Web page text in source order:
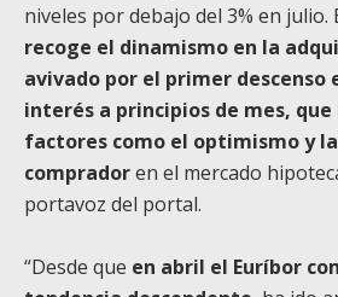
niveles por debajo del 3% en julio.
recoge el dinamismo en la
avivado por el primer descenso
interés a principios de mes,
factores como el optimismo y
compradoren el mercado
portavoz del portal.
“Desde que en abril el Euríbor